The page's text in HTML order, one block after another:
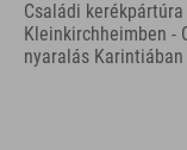
Családi kerékpártúra
Kleinkirchheimben -
nyaralás Karintiában